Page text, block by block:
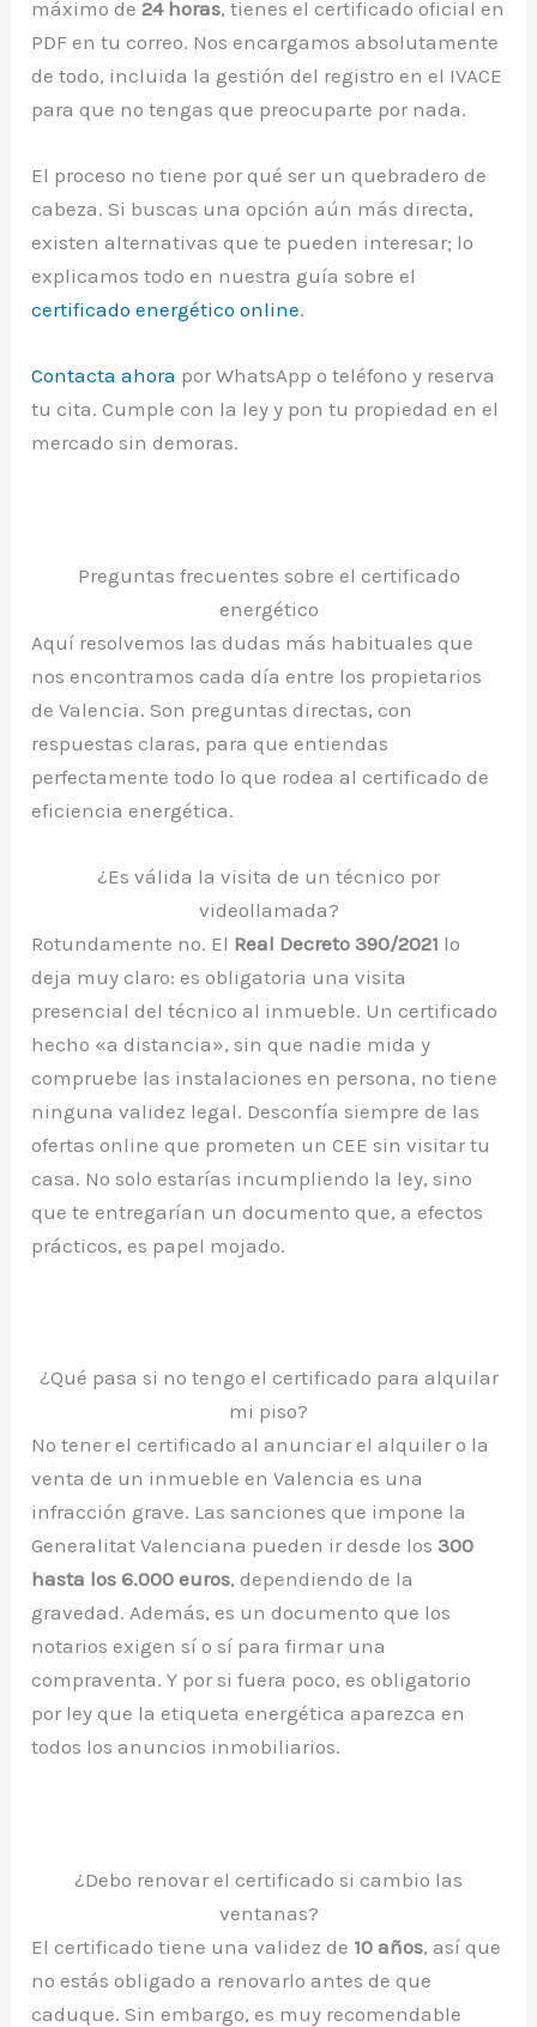
máximo de24 horas, tienes el certificado oficial en
PDF en tu correo. Nos encargamos absolutamente
de todo, incluida la gestión del registro en el IVACE
para que no tengas que preocuparte por nada.
El proceso no tiene por qué ser un quebradero de
cabeza. Si buscas una opción aún más directa,
existen alternativas que te pueden interesar; lo
explicamos todo en nuestra guía sobre el
certificado energético online.
Contacta ahora por WhatsApp o teléfono y reserva
tu cita. Cumple con la ley y pon tu propiedad en el
mercado sin demoras.
Preguntas frecuentes sobre el certificado
energético
Aquí resolvemos las dudas más habituales que
nos encontramos cada día entre los propietarios
de Valencia. Son preguntas directas, con
respuestas claras, para que entiendas
perfectamente todo lo que rodea al certificado de
eficiencia energética.
¿Es válida la visita de un técnico por
videollamada?
Rotundamente no. El Real Decreto 390/2021 lo
deja muy claro: es obligatoria una visita
presencial del técnico al inmueble. Un certificado
hecho «a distancia», sin que nadie mida y
compruebe las instalaciones en persona, no tiene
ninguna validez legal. Desconfía siempre de las
ofertas online que prometen un CEE sin visitar tu
casa. No solo estarías incumpliendo la ley, sino
que te entregarían un documento que, a efectos
prácticos, es papel mojado.
¿Qué pasa si no tengo el certificado para alquilar
mi piso?
No tener el certificado al anunciar el alquiler o la
venta de un inmueble en Valencia es una
infracción grave. Las sanciones que impone la
Generalitat Valenciana pueden ir desde los300
hasta los 6.000 euros, dependiendo de la
gravedad. Además, es un documento que los
notarios exigen sí o sí para firmar una
compraventa. Y por si fuera poco, es obligatorio
por ley que la etiqueta energética aparezca en
todos los anuncios inmobiliarios.
¿Debo renovar el certificado si cambio las
ventanas?
El certificado tiene una validez de 10 años, así que
no estás obligado a renovarlo antes de que
caduque. Sin embargo, es muy recomendable